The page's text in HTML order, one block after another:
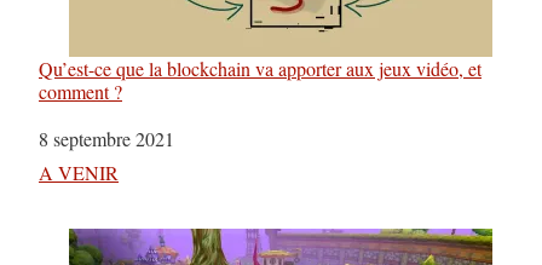
Qu’est-ce que la blockchain va apporter aux jeux vidéo, et
comment ?
Date
8 septembre 2021
Par rapport à
A VENIR